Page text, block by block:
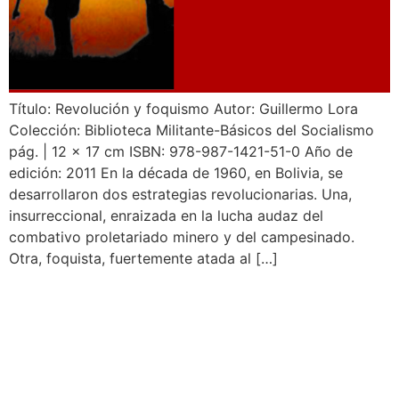
Título: Revolución y foquismo Autor: Guillermo Lora
Colección: Biblioteca Militante-Básicos del Socialismo
pág. | 12 x 17 cm ISBN: 978-987-1421-51-0 Año de
edición: 2011 En la década de 1960, en Bolivia, se
desarrollaron dos estrategias revolucionarias. Una,
insurreccional, enraizada en la lucha audaz del
combativo proletariado minero y del campesinado.
Otra, foquista, fuertemente atada al […]